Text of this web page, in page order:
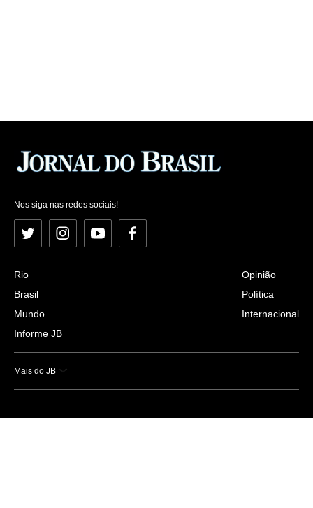
Nos siga nas redes sociais!
Twitter InstagramYouTubeFacebook
Rio
Brasil
Mundo
Informe JB
Opinião
Política
Internacional
Mais do JB
Esportes